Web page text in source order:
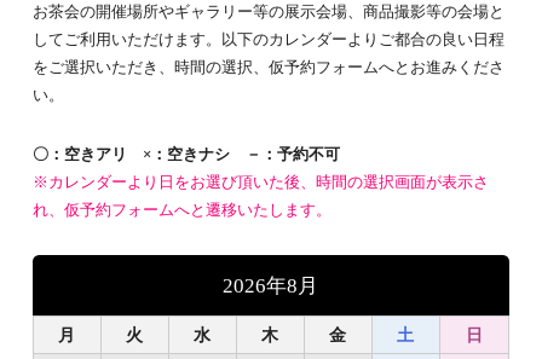
お茶会の開催場所やギャラリー等の展示会場、商品撮影等の会場と
してご利用いただけます。以下のカレンダーよりご都合の良い日程
をご選択いただき、時間の選択、仮予約フォームへとお進みくださ
い。
〇：空きアリ ×：空きナシ －：予約不可
※カレンダーより日をお選び頂いた後、時間の選択画面が表示さ
れ、仮予約フォームへと遷移いたします。
2026年8月
月 火 水 木 金 土 日